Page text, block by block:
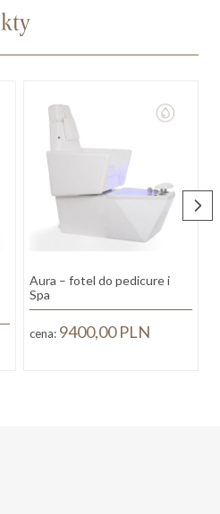
Aura – fotel do pedicure i
Spa
cena: 9400,00PLN